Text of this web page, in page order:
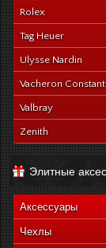
Rolex
Tag Heuer
Ulysse Nardin
Vacheron
Valbray
Zenith
Элитные
Аксессуары
Чехлы